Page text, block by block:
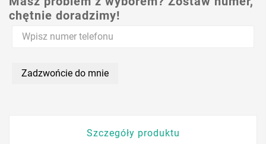
chętnie doradzimy!
Zadzwońcie do mnie
Szczegóły produktu